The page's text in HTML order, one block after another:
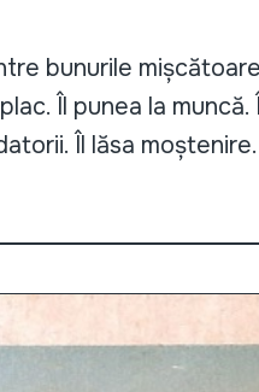
bunurile mișcătoare
Îl punea la muncă.
Îl lăsa moștenire.